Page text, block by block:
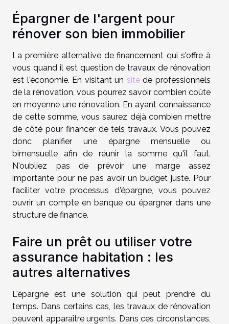
Épargner de l'argent pour
rénover son bien immobilier
La première alternative de financement qui s'offre à
vous quand il est question de travaux de rénovation
est l'économie. En visitant un sitede professionnels
de la rénovation, vous pourrez savoir combien coûte
en moyenne une rénovation. En ayant connaissance
de cette somme, vous saurez déjà combien mettre
de côté pour financer de tels travaux. Vous pouvez
donc planifier une épargne mensuelle ou
bimensuelle afin de réunir la somme qu'il faut.
N'oubliez pas de prévoir une marge assez
importante pour ne pas avoir un budget juste. Pour
faciliter votre processus d'épargne, vous pouvez
ouvrir un compte en banque ou épargner dans une
structure de finance.
Faire un prêt ou utiliser votre
assurance habitation : les
autres alternatives
L'épargne est une solution qui peut prendre du
temps. Dans certains cas, les travaux de rénovation
peuvent apparaître urgents. Dans ces circonstances,